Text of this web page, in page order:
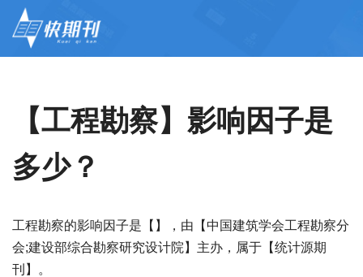
【工程勘察】影响因子是
多少？
工程勘察的影响因子是【】，由【中国建筑学会工程勘察分
会;建设部综合勘察研究设计院】主办，属于【统计源期
刊】。